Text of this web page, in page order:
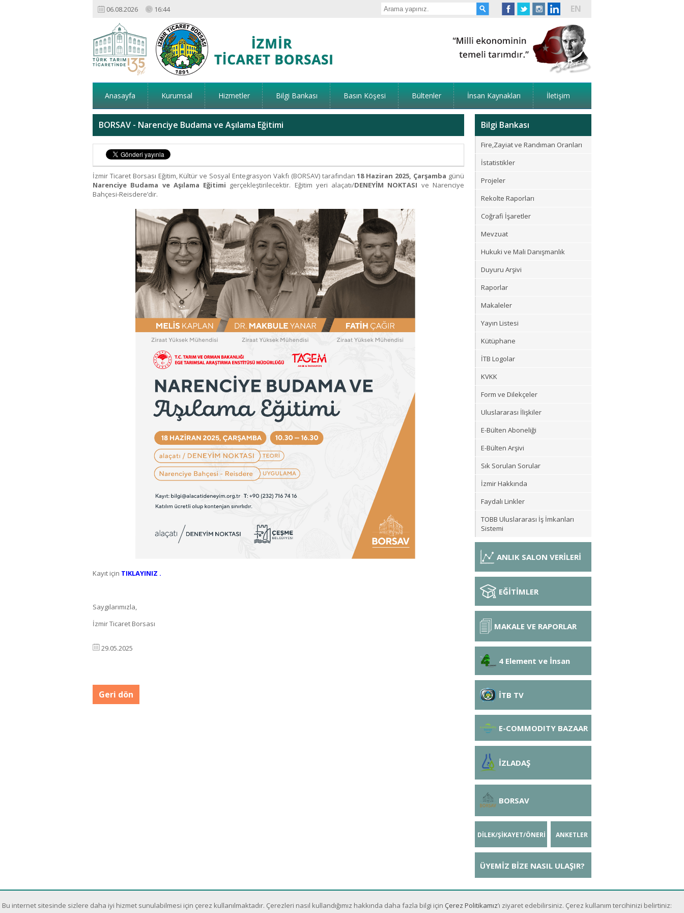
06.08.2026 16:44 EN
Anasayfa Kurumsal Hizmetler Bilgi Bankası Basın Köşesi Bültenler İnsan Kaynakları İletişim
BORSAV - Narenciye Budama ve Aşılama Eğitimi
İzmir Ticaret Borsası Eğitim, Kültür ve Sosyal Entegrasyon Vakfı (BORSAV) tarafından18 Haziran 2025, Çarşamba günü
Narenciye Budama ve Aşılama Eğitimi gerçekleştirilecektir. Eğitim yeri alaçatı/DENEYİM NOKTASI ve Narenciye
Bahçesi-Reisdere’dir.
Kayıt için TIKLAYINIZ .
Saygılarımızla,
İzmir Ticaret Borsası
29.05.2025
Geri dön
Bilgi Bankası
Fire,Zayiat ve Randıman Oranları
İstatistikler
Projeler
Rekolte Raporları
Coğrafi İşaretler
Mevzuat
Hukuki ve Mali Danışmanlık
Duyuru Arşivi
Raporlar
Makaleler
Yayın Listesi
Kütüphane
İTB Logolar
KVKK
Form ve Dilekçeler
Uluslararası İlişkiler
E-Bülten Aboneliği
E-Bülten Arşivi
Sık Sorulan Sorular
İzmir Hakkında
Faydalı Linkler
TOBB Uluslararası İş İmkanları
Sistemi
ANLIK SALON VERİLERİ
EĞİTİMLER
MAKALE VE RAPORLAR
4 Element ve İnsan
İTB TV
E-COMMODITY BAZAAR
İZLADAŞ
BORSAV
DİLEK/ŞİKAYET/ÖNERİ ANKETLER
ÜYEMİZ BİZE NASIL ULAŞIR?
Bu internet sitesinde sizlere daha iyi hizmet sunulabilmesi için çerez kullanılmaktadır. Çerezleri nasıl kullandığımız hakkında daha fazla bilgi için Çerez Politikamız’ı ziyaret edebilirsiniz. Çerez kullanım tercihinizi belirtiniz: